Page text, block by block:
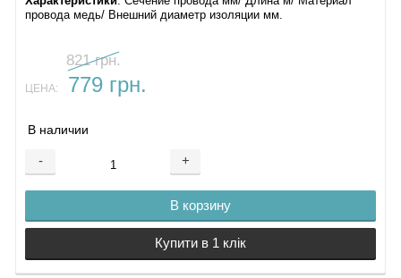
провода медь/ Внешний диаметр изоляции мм.
821 грн.
ЦЕНА: 779 грн.
В наличии
- +
В корзину
Купити в 1 клік